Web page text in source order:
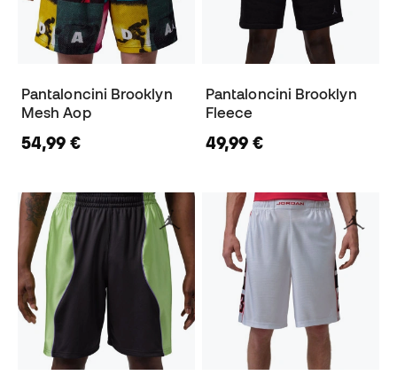
Pantaloncini Brooklyn
Mesh Aop
54,99 €
Pantaloncini Brooklyn
Fleece
49,99 €